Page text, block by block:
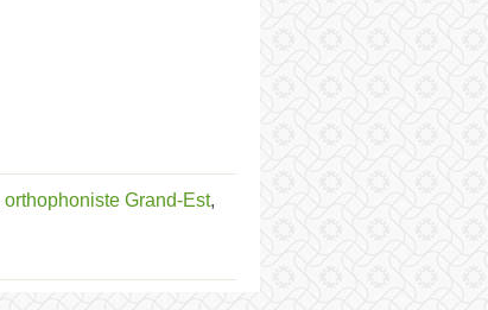
orthophoniste Grand-Est,